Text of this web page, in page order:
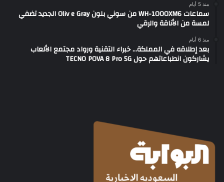
منذ 5 أيام
سماعات WH-1000XM6 من سوني بلون Oliv e Gray الجديد تضفي
لمسة من الأناقة والرقي
منذ 6 أيام
بعد إطلاقه في المملكة… خبراء التقنية ورواد مجتمع الألعاب
يشاركون انطباعاتهم حول TECNO POVA 8 Pro 5G